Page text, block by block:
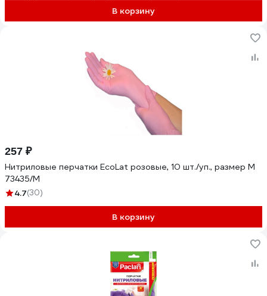
В корзину
257 ₽
Нитриловые перчатки EcoLat розовые, 10 шт./уп., размер M
73435/M
4.7(30)
В корзину